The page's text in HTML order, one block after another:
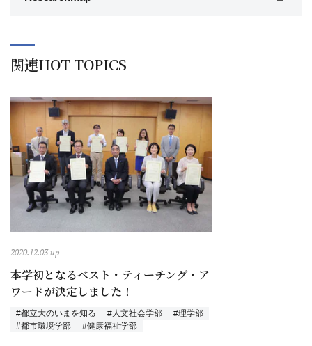
関連HOT TOPICS
2020.12.03 up
本学初となるベスト・ティーチング・ア
ワードが決定しました！
#都立大のいまを知る #人文社会学部
#理学部
#都市環境学部
#健康福祉学部